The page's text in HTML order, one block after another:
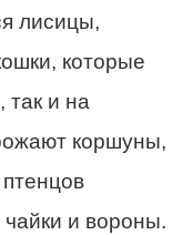
лисицы,
которые
так и на
коршуны,
чайки и вороны.